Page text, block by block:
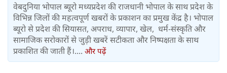
वेबदुनिया भोपाल ब्यूरो मध्यप्रदेश की राजधानी भोपाल के साथ प्रदेश के
विभिन्न जिलों की महत्वपूर्ण खबरों के प्रकाशन का प्रमुख केंद्र है। भोपाल
ब्यूरो से प्रदेश की सियासत, अपराध, व्यापार, खेल, धर्म-संस्कृति और
सामाजिक सरोकारों से जुड़ी खबरें सटीकता और निष्पक्षता के साथ
प्रकाशित की जाती हैं।.... और पढ़ें